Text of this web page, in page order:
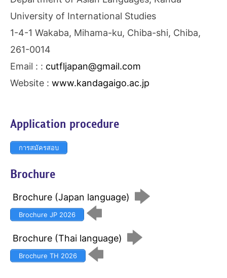
University of International Studies
1-4-1 Wakaba, Mihama-ku, Chiba-shi, Chiba,
261-0014
Email : : cutfljapan@gmail.com
Website : www.kandagaigo.ac.jp
Application procedure
การสมัครสอบ
Brochure
Brochure (Japan language)
Brochure JP 2026
Brochure (Thai language)
Brochure TH 2026